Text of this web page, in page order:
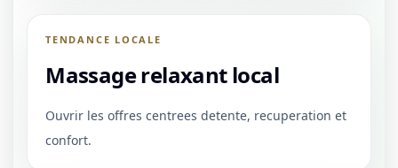
TENDANCE LOCALE
Massage relaxant local
Ouvrir les offres centrees detente, recuperation et
confort.